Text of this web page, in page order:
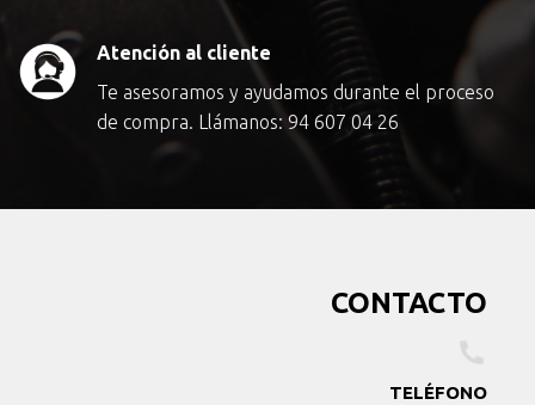
Atención al cliente
Te asesoramos y ayudamos durante el proceso
de compra. Llámanos: 94 607 04 26
CONTACTO
TELÉFONO